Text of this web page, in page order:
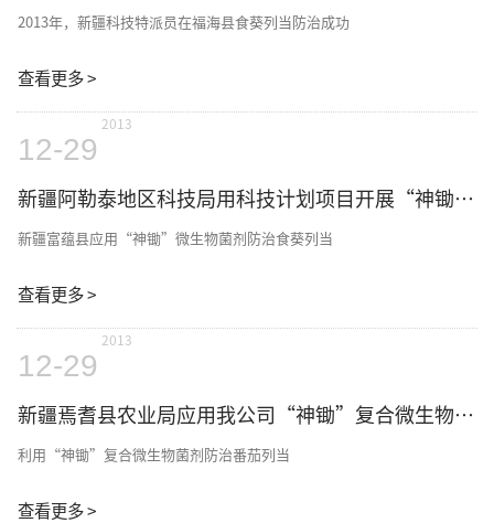
2013年，新疆科技特派员在福海县食葵列当防治成功
查看更多 >
2013
12-29
新疆阿勒泰地区科技局用科技计划项目开展“神锄”微生物菌剂防治食葵列当
新疆富蕴县应用“神锄”微生物菌剂防治食葵列当
查看更多 >
2013
12-29
新疆焉耆县农业局应用我公司“神锄”复合微生物菌剂防治番茄列当
利用“神锄”复合微生物菌剂防治番茄列当
查看更多 >